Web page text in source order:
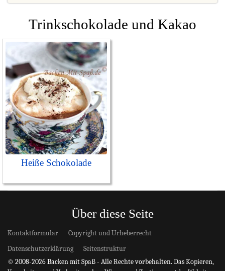
Trinkschokolade und Kakao
Heiße Schokolade
Über diese Seite
Kontaktformular
Copyright und Urheberrecht
Datenschutzerklärung
Seitenstruktur
© 2008-2026 Backen mit Spaß - Alle Rechte vorbehalten. Das Kopieren,